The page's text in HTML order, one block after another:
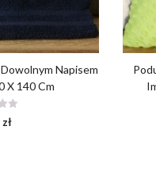
Napisem
X 140 Cm
zł